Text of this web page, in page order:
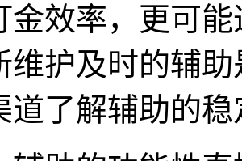
金效率，更可
维护及时的辅
道了解辅助的稳